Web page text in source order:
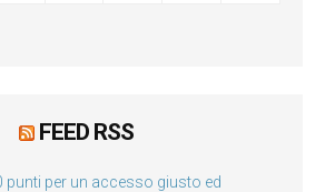
FEED RSS
punti per un accesso giusto ed